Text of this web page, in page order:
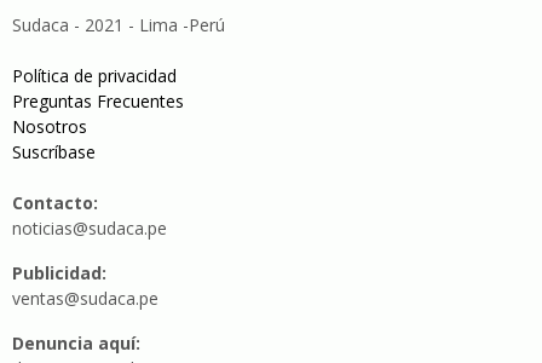
Sudaca - 2021 - Lima -Perú
Política de privacidad
Preguntas Frecuentes
Nosotros
Suscríbase
Contacto:
noticias@sudaca.pe
Publicidad:
ventas@sudaca.pe
Denuncia aquí: